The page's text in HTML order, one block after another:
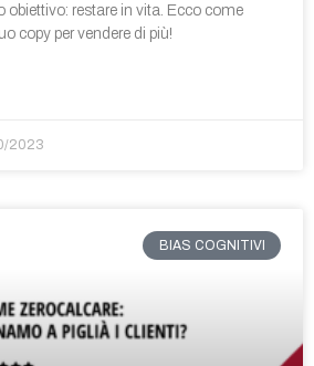
obiettivo: restare in vita. Ecco come
copy per vendere di più!
2023
BIAS COGNITIVI